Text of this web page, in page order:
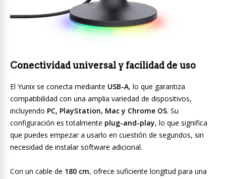
Conectividad universal y facilidad de uso
El Yunix se conecta mediante USB-A, lo que garantiza
compatibilidad con una amplia variedad de dispositivos,
incluyendo PC, PlayStation, Mac y Chrome OS. Su
configuración es totalmente plug-and-play, lo que significa
que puedes empezar a usarlo en cuestión de segundos, sin
necesidad de instalar software adicional.
Con un cable de 180 cm, ofrece suficiente longitud para una